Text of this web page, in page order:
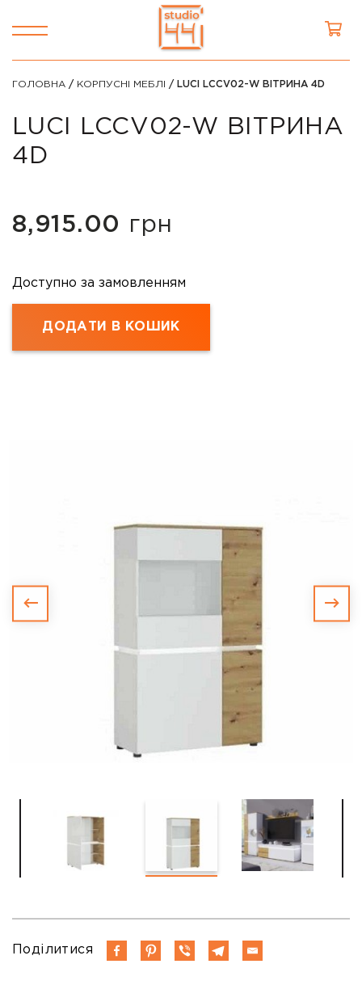
ГОЛОВНА / КОРПУСНІ МЕБЛІ / LUCI LCCV02-W ВІТРИНА 4D
LUCI LCCV02-W ВІТРИНА
4D
8,915.00 грн
Доступно за замовленням
ДОДАТИ В КОШИК
Поділитися